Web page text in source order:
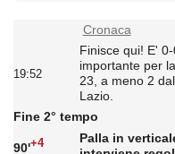
Cronaca
19:52
Finisce qui! E'
importante per
23, a meno 2
Lazio.
Fine 2° tempo
90'+4
Palla in